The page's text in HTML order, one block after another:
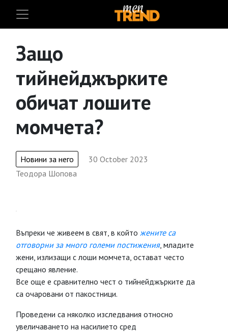
Защо
тийнейджърките
обичат лошите
момчета?
Новини за него
30 October 2023
Теодора Шопова
Въпреки че живеем в свят, в който жените са
отговорни за много големи постижения, младите
жени, излизащи с лоши момчета, остават често
срещано явление.
Все още е сравнително чест о тийнейджърките да
са очаровани от пакостници.
Проведени са няколко изследвания относно
увеличаването на насилието сред